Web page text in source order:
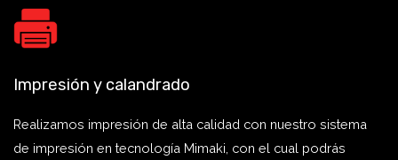
Impresión y calandrado
Realizamos impresión de alta calidad con nuestro sistema
de impresión en tecnología Mimaki, con el cual podrás